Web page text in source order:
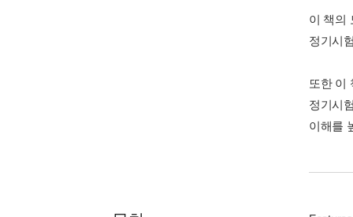
이 책의
정기시
또한 이
정기시
이해를